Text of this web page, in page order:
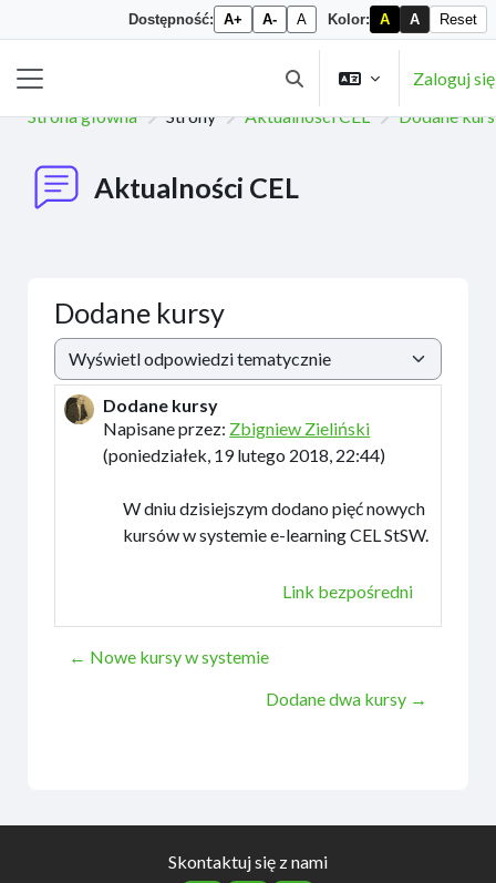
Dostępność: A+ A- A Kolor: A A Reset
Przełącznik wyszukiwarki
Zaloguj się
Strona główna
Strony Aktualności CEL Dodane
Aktualności CEL
Dodane kursy
Sposób wyświetlania
Dodane kursy
Napisane przez: Zbigniew Zieliński
(poniedziałek, 19 lutego 2018, 22:44)
Liczba odpowiedzi: 0
W dniu dzisiejszym dodano pięć nowych
kursów w systemie e-learning CEL StSW.
Link bezpośredni
← Nowe kursy w systemie
Dodane dwa kursy →
Skontaktuj się z nami